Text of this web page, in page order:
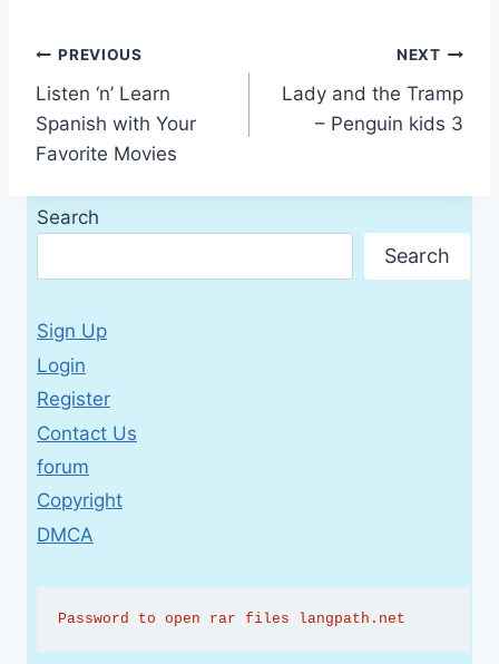
Post
navigation
PREVIOUS
Listen ‘n’ Learn
Spanish with Your
Favorite Movies
NEXT
Lady and the Tramp
– Penguin kids 3
Search
Search
Sign Up
Login
Register
Contact Us
forum
Copyright
DMCA
Password to open rar files langpath.net